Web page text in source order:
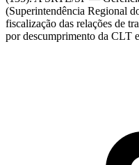
(Superintendência Regional
fiscalização das relações de
por descumprimento da CLT